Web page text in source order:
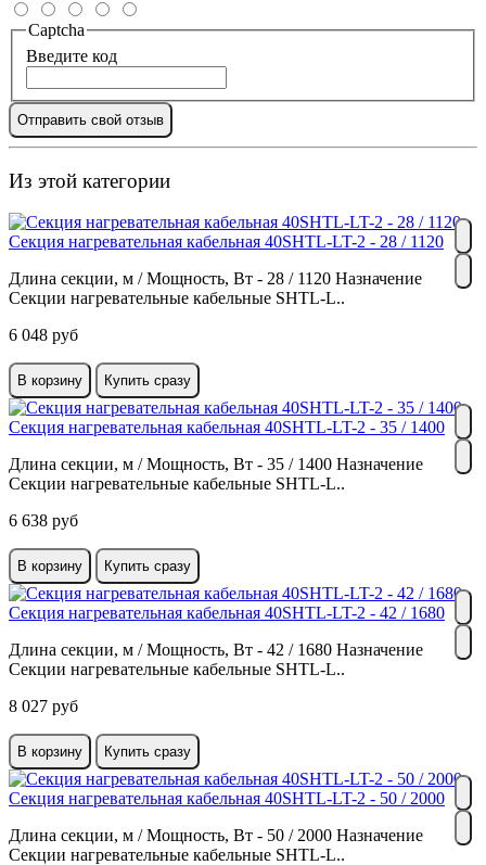
Captcha
Введите код
Отправить свой отзыв
Из этой категории
Секция нагревательная кабельная 40SHTL-LT-2 - 28 / 1120
Длина секции, м / Мощность, Вт - 28 / 1120 Назначение
Секции нагревательные кабельные SHTL-L..
6 048 руб
В корзину Купить сразу
Секция нагревательная кабельная 40SHTL-LT-2 - 35 / 1400
Длина секции, м / Мощность, Вт - 35 / 1400 Назначение
Секции нагревательные кабельные SHTL-L..
6 638 руб
В корзину Купить сразу
Секция нагревательная кабельная 40SHTL-LT-2 - 42 / 1680
Длина секции, м / Мощность, Вт - 42 / 1680 Назначение
Секции нагревательные кабельные SHTL-L..
8 027 руб
В корзину Купить сразу
Секция нагревательная кабельная 40SHTL-LT-2 - 50 / 2000
Длина секции, м / Мощность, Вт - 50 / 2000 Назначение
Секции нагревательные кабельные SHTL-L..